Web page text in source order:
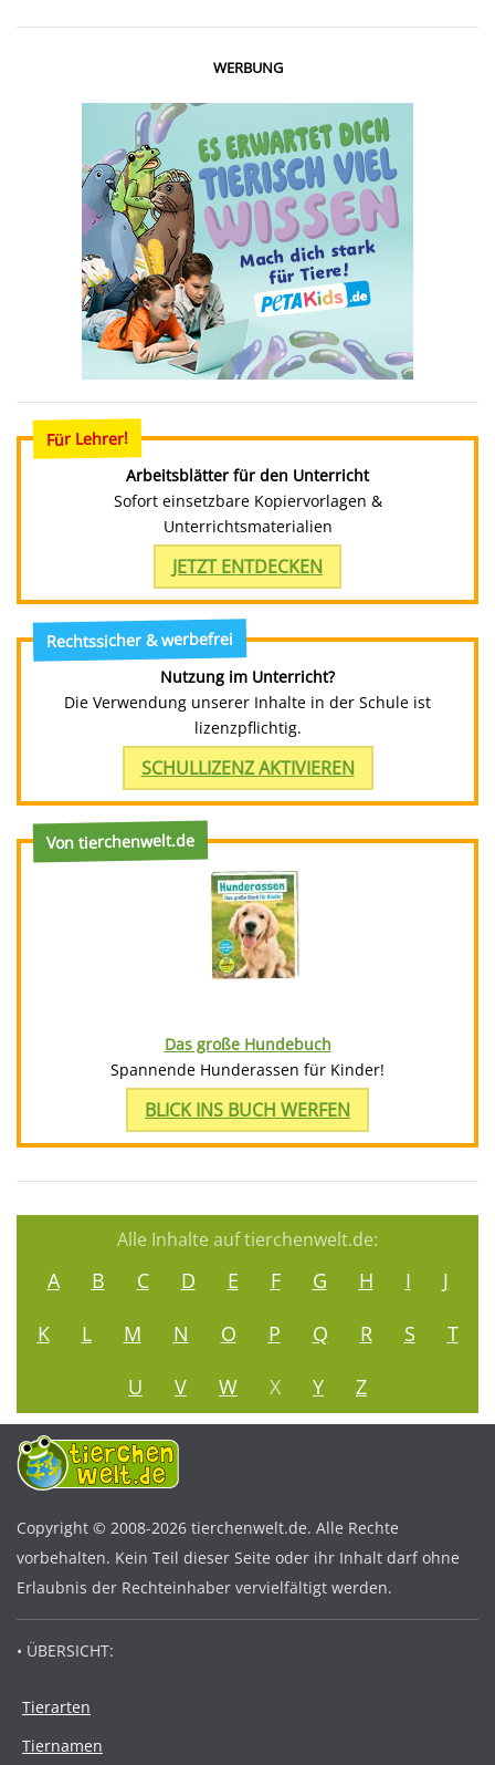
WERBUNG
Für Lehrer!
Arbeitsblätter für den Unterricht
Sofort einsetzbare Kopiervorlagen &
Unterrichtsmaterialien
JETZT ENTDECKEN
Rechtssicher & werbefrei
Nutzung im Unterricht?
Die Verwendung unserer Inhalte in der Schule ist
lizenzpflichtig.
SCHULLIZENZ AKTIVIEREN
Von tierchenwelt.de
Das große Hundebuch
Spannende Hunderassen für Kinder!
BLICK INS BUCH WERFEN
Alle Inhalte auf tierchenwelt.de:
A B C D E F G H I
J
K
L M N O P Q R S
T
U
V W X Y Z
Copyright © 2008-2026 tierchenwelt.de. Alle Rechte
vorbehalten. Kein Teil dieser Seite oder ihr Inhalt darf ohne
Erlaubnis der Rechteinhaber vervielfältigt werden.
• ÜBERSICHT:
Tierarten
Tiernamen